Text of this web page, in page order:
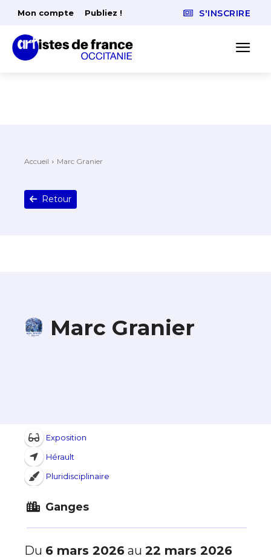
Mon compte Publiez ! S'INSCRIRE
Accueil Marc Granier
Retour
Marc Granier
Exposition
Hérault
Pluridisciplinaire
Ganges
Du 6 mars 2026 au 22 mars 2026